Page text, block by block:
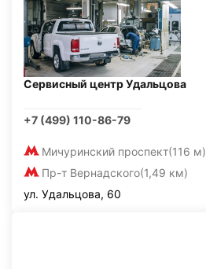
Сервисный центр Удальцова
+7 (499) 110-86-79
Мичуринский проспект(116 м)
Пр-т Вернадского(1,49 км)
ул. Удальцова, 60